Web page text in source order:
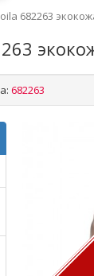
682263
682263